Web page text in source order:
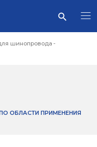
шинопровода
ОБЛАСТИ ПРИМЕНЕНИЯ